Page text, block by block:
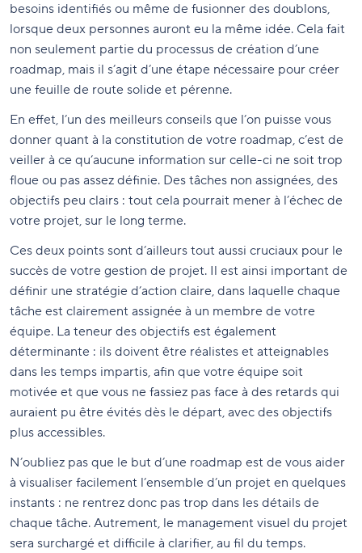
besoins identifiés ou même de fusionner des doublons,
lorsque deux personnes auront eu la même idée. Cela fait
non seulement partie du processus de création d’une
roadmap, mais il s’agit d’une étape nécessaire pour créer
une feuille de route solide et pérenne.
En effet, l’un des meilleurs conseils que l’on puisse vous
donner quant à la constitution de votre roadmap, c’est de
veiller à ce qu’aucune information sur celle-ci ne soit trop
floue ou pas assez définie. Des tâches non assignées, des
objectifs peu clairs : tout cela pourrait mener à l’échec de
votre projet, sur le long terme.
Ces deux points sont d’ailleurs tout aussi cruciaux pour le
succès de votre gestion de projet. Il est ainsi important de
définir une stratégie d’action claire, dans laquelle chaque
tâche est clairement assignée à un membre de votre
équipe. La teneur des objectifs est également
déterminante : ils doivent être réalistes et atteignables
dans les temps impartis, afin que votre équipe soit
motivée et que vous ne fassiez pas face à des retards qui
auraient pu être évités dès le départ, avec des objectifs
plus accessibles.
N’oubliez pas que le but d’une roadmap est de vous aider
à visualiser facilement l’ensemble d’un projet en quelques
instants : ne rentrez donc pas trop dans les détails de
chaque tâche. Autrement, le management visuel du projet
sera surchargé et difficile à clarifier, au fil du temps.